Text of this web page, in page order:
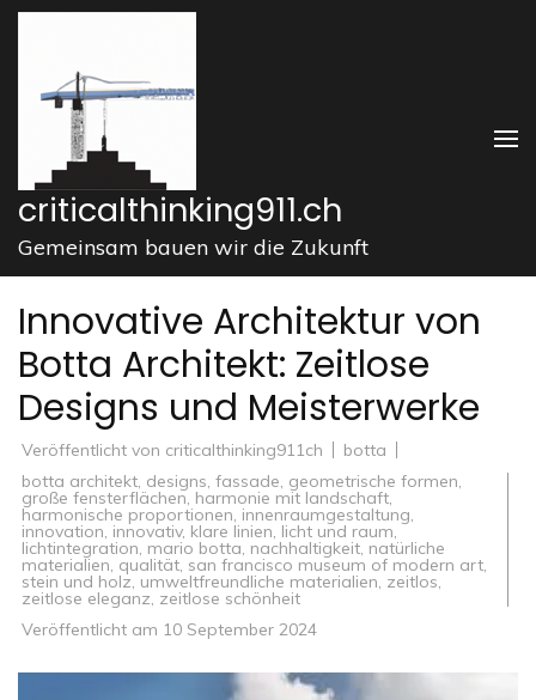
Zum
springen
drücken)
criticalthinking911.ch
Gemeinsam bauen wir die Zukunft
Innovative Architektur von
Botta Architekt: Zeitlose
Designs und Meisterwerke
Veröffentlicht von criticalthinking911ch
botta
botta architekt, designs, fassade, geometrische formen,
große fensterflächen, harmonie mit landschaft,
harmonische proportionen, innenraumgestaltung,
innovation, innovativ, klare linien, licht und raum,
lichtintegration, mario botta, nachhaltigkeit, natürliche
materialien, qualität, san francisco museum of modern art,
stein und holz, umweltfreundliche materialien, zeitlos,
zeitlose eleganz, zeitlose schönheit
Veröffentlicht am 10 September 2024